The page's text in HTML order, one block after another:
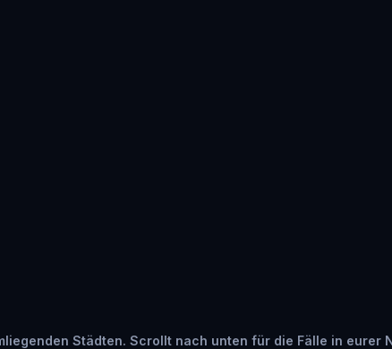
Städten. Scrollt nach unten für die Fälle in eurer